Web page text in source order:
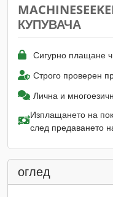
КУПУВАЧА
Сигурно плащане
Строго проверен
Лична и
Изплащането на
след предаването
оглед